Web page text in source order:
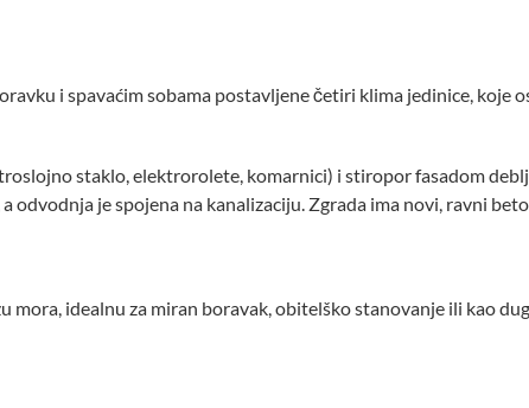
i spavaćim sobama postavljene četiri klima jedinice, koje
staklo, elektrorolete, komarnici) i stiropor fasadom
je spojena na kanalizaciju. Zgrada ima novi, ravni
idealnu za miran boravak, obitelško stanovanje ili kao